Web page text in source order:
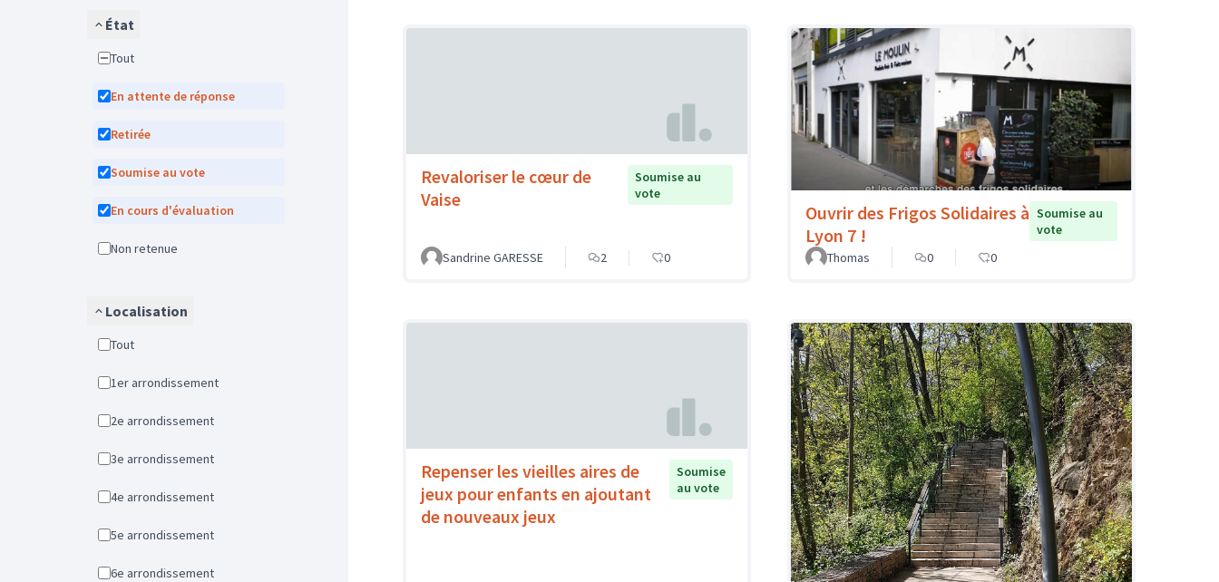
État
Tout
En attente de réponse
Retirée
Soumise au vote
En cours d'évaluation
Non retenue
Localisation
Tout
1er arrondissement
2e arrondissement
3e arrondissement
4e arrondissement
5e arrondissement
6e arrondissement
Revaloriser le cœur de
Vaise
Soumise au
vote
Sandrine GARESSE 2 0
Ouvrir des Frigos Solidaires à
Lyon 7 !
Soumise au
vote
Thomas
0 0
Repenser les vieilles aires de
jeux pour enfants en ajoutant
de nouveaux jeux
Soumise
au vote